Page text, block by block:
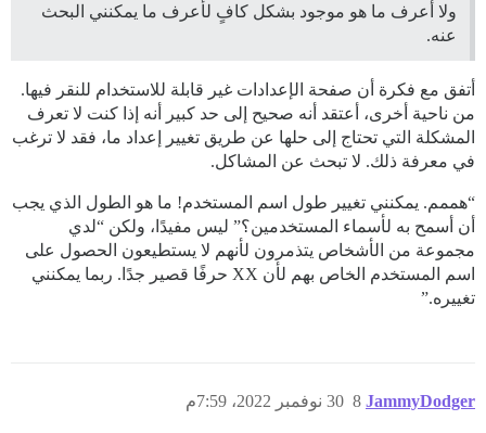
ولا أعرف ما هو موجود بشكل كافٍ لأعرف ما يمكنني البحث
عنه.
أتفق مع فكرة أن صفحة الإعدادات غير قابلة للاستخدام للنقر فيها.
من ناحية أخرى، أعتقد أنه صحيح إلى حد كبير أنه إذا كنت لا تعرف
المشكلة التي تحتاج إلى حلها عن طريق تغيير إعداد ما، فقد لا ترغب
في معرفة ذلك. لا تبحث عن المشاكل.
“هممم. يمكنني تغيير طول اسم المستخدم! ما هو الطول الذي يجب
أن أسمح به لأسماء المستخدمين؟” ليس مفيدًا، ولكن “لدي
مجموعة من الأشخاص يتذمرون لأنهم لا يستطيعون الحصول على
اسم المستخدم الخاص بهم لأن XX حرفًا قصير جدًا. ربما يمكنني
تغييره.”
JammyDodger 30 نوفمبر 2022، 7:59م 8